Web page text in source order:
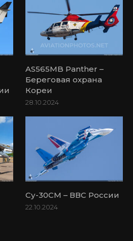
AS565MB Panther –
Береговая охрана
Кореи
28.10.2024
Су-30СМ – ВВС России
22.10.2024